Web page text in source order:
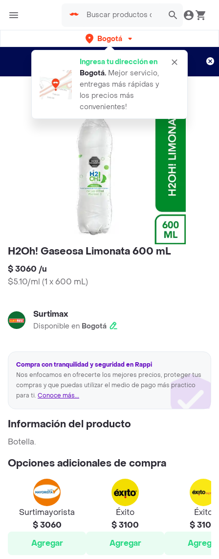
Bogotá
Ingresa tu dirección en
Bogotá. Mejor servicio,
entregas más rápidas y
los precios más
convenientes!
envíos gratis por semanas
Aplican TyC
H2Oh! Gaseosa Limonata 600 mL
$ 3060 /u
$5.10/ml (1 x 600 mL)
Surtimax
Disponible en Bogotá
Compra con tranquilidad y seguridad en Rappi
Nos enfocamos en ofrecerte los mejores precios, proteger tus
compras y que puedas utilizar el medio de pago más practico
para ti. Conoce más...
Información del producto
Botella.
Opciones adicionales de compra
Surtimayorista
$ 3060
Agregar
Éxito
$ 3100
Agregar
Éxito
$ 3100
Agregar